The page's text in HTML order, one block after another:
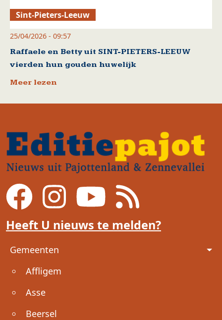
Sint-Pieters-Leeuw
25/04/2026 - 09:57
Raffaele en Betty uit SINT-PIETERS-LEEUW
vierden hun gouden huwelijk
Meer lezen
Heeft U nieuws te melden?
Voet
Gemeenten
Affligem
Asse
Beersel